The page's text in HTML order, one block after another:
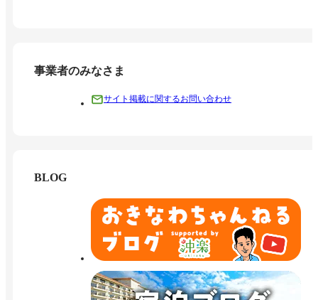
事業者のみなさま
サイト掲載に関するお問い合わせ
BLOG